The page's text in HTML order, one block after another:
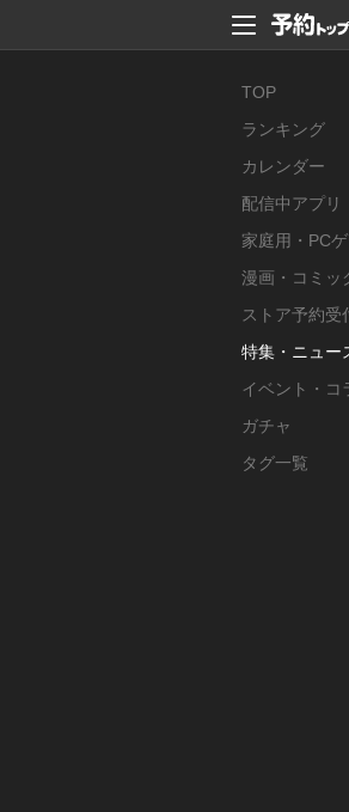
TOP
ランキング
カレンダー
配信中アプリ
家庭用・PC
漫画・コミッ
ストア予約受
特集・ニュー
イベント・コ
ガチャ
タグ一覧